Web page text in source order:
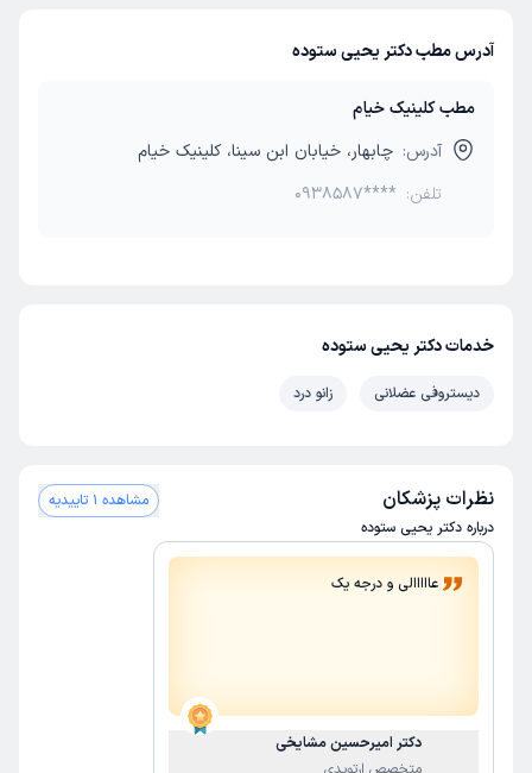
آدرس مطب دکتر یحیی ستوده
مطب کلینیک خیام
آدرس: چابهار، خیابان ابن سینا، کلینیک خیام
تلفن: 0938587****
خدمات دکتر یحیی ستوده
دیستروفی عضلانی زانو درد
نظرات پزشکان
درباره دکتر یحیی ستوده
مشاهده 1 تاییدیه
عااااالی و درجه یک
دکتر امیرحسین مشایخی